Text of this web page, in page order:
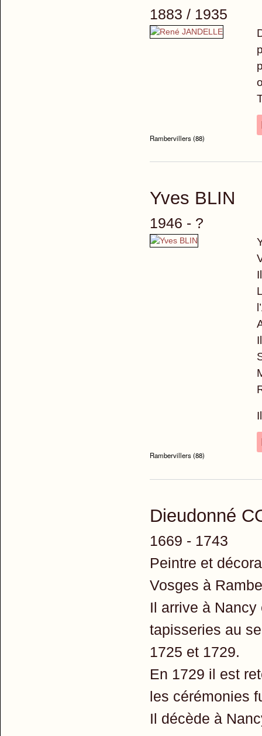
1883 / 1935
Rambervillers (88)
Yves BLIN
1946 - ?
Rambervillers (88)
Dieudonné
1669 - 1743
Peintre et
Vosges à
Il arrive à
tapisseries au
1725 et 1729.
En 1729 il est
les cérémonies
Il décède à